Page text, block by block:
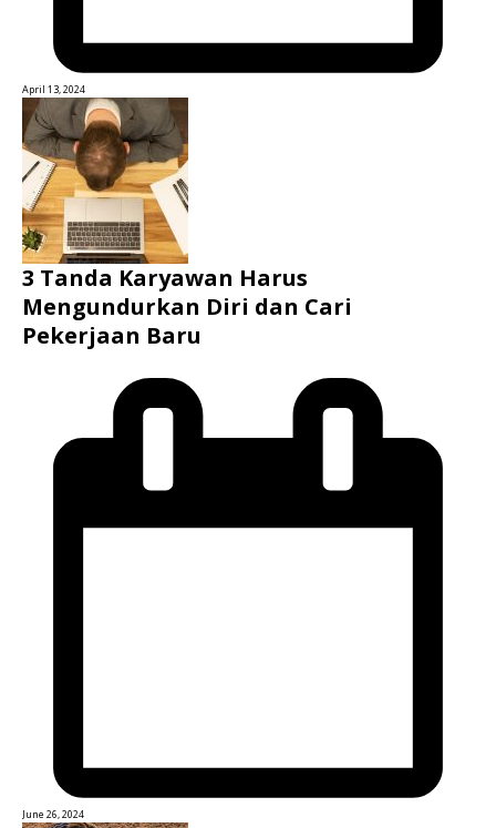
April 13, 2024
3 Tanda Karyawan Harus
Mengundurkan Diri dan Cari
Pekerjaan Baru
June 26, 2024